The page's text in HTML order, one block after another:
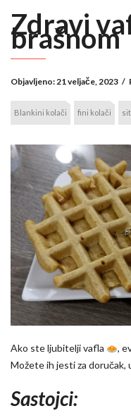
Zdravi
brašnom
Objavljeno:21 veljače, 2023 /
Blankini kolači fini kolači
Ako ste ljubitelji vafla
,
Možete ih jesti za doručak,
Sastojci: